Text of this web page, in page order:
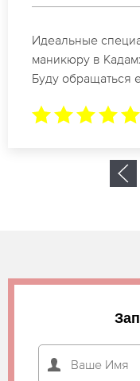
Спасибо
рождение в
готово.